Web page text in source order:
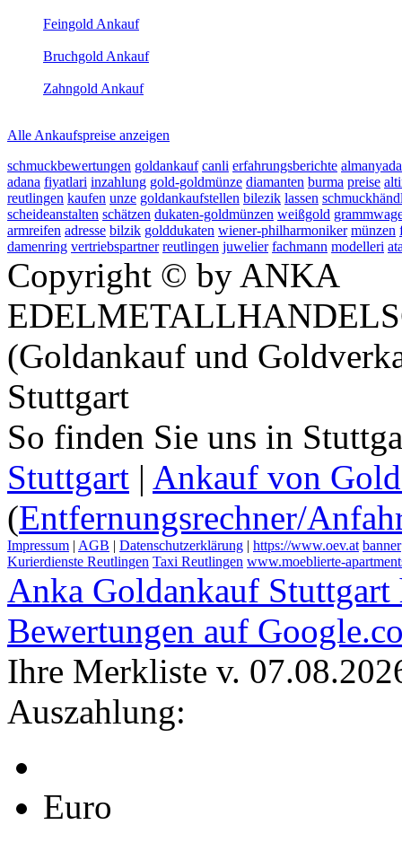
Feingold Ankauf
Bruchgold Ankauf
Zahngold Ankauf
Alle Ankaufspreise anzeigen
schmuckbewertungen goldankauf canli erfahrungsberichte almanyada
adana fiyatlari inzahlung gold-goldmünze diamanten burma preise
reutlingen kaufen unze goldankaufstellen bilezik lassen
scheideanstalten schätzen dukaten-goldmünzen weißgold
armreifen adresse bilzik golddukaten wiener-philharmoniker münzen
damenring vertriebspartner reutlingen juwelier fachmann modelleri
Copyright © by ANKA
(Goldankauf und
Stuttgart
So finden Sie uns in
Stuttgart | Ankauf von
(Entfernungsrechner/
Impressum | AGB | Datenschutzerklärung | https://www.oev.at banner
Kurierdienste Reutlingen Taxi Reutlingen www.moeblierte-
Anka Goldankauf Stuttgart
Bewertungen auf
Ihre Merkliste v.
Auszahlung:
Euro